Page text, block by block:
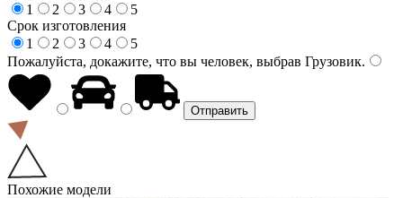
1
2 3 4
5
Срок изготовления
1
2 3 4
5
Пожалуйста, докажите, что вы человек, выбрав Грузовик.
Похожие модели